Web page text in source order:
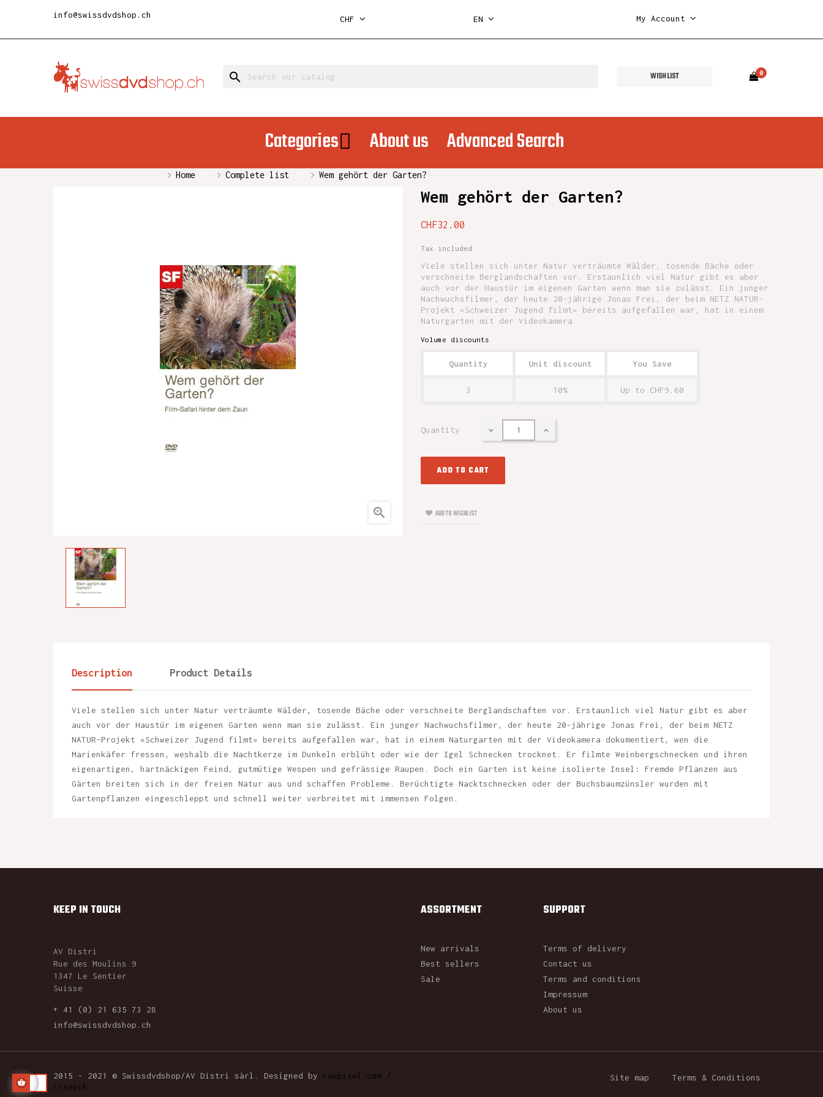
info@swissdvdshop.ch CHF EN My Account
search WISH LIST 0
Categories About us Advanced Search
Home Complete list Wem gehört der Garten?

Wem gehört der Garten?
CHF32.00
Tax included
Viele stellen sich unter Natur verträumte Wälder, tosende Bäche oder
verschneite Berglandschaften vor. Erstaunlich viel Natur gibt es aber
auch vor der Haustür im eigenen Garten wenn man sie zulässt. Ein junger
Nachwuchsfilmer, der heute 20-jährige Jonas Frei, der beim NETZ NATUR-
Projekt «Schweizer Jugend filmt» bereits aufgefallen war, hat in einem
Naturgarten mit der Videokamera
Volume discounts
Quantity Unit discount You Save
3 10% Up to CHF9.60
Quantity
ADD TO CART
ADD TO WISHLIST
Description Product Details
Viele stellen sich unter Natur verträumte Wälder, tosende Bäche oder verschneite Berglandschaften vor. Erstaunlich viel Natur gibt es aber
auch vor der Haustür im eigenen Garten wenn man sie zulässt. Ein junger Nachwuchsfilmer, der heute 20-jährige Jonas Frei, der beim NETZ
NATUR-Projekt «Schweizer Jugend filmt» bereits aufgefallen war, hat in einem Naturgarten mit der Videokamera dokumentiert, wen die
Marienkäfer fressen, weshalb die Nachtkerze im Dunkeln erblüht oder wie der Igel Schnecken trocknet. Er filmte Weinbergschnecken und ihren
eigenartigen, hartnäckigen Feind, gutmütige Wespen und gefrässige Raupen. Doch ein Garten ist keine isolierte Insel: Fremde Pflanzen aus
Gärten breiten sich in der freien Natur aus und schaffen Probleme. Berüchtigte Nacktschnecken oder der Buchsbaumzünsler wurden mit
Gartenpflanzen eingeschleppt und schnell weiter verbreitet mit immensen Folgen.
KEEP IN TOUCH
AV Distri
Rue des Moulins 9
1347 Le Sentier
Suisse
+ 41 (0) 21 635 73 28
info@swissdvdshop.ch
ASSORTMENT
New arrivals
Best sellers
Sale
SUPPORT
Terms of delivery
Contact us
Terms and conditions
Impressum
About us
2015 - 2021 © Swissdvdshop/AV Distri sàrl. Designed by
rawpixel.com /
Freepik
Site map Terms & Conditions